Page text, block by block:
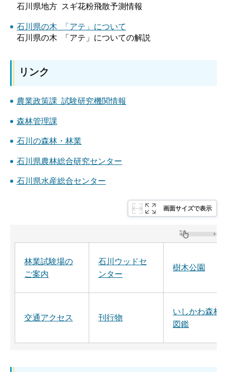
石川県地方 スギ花粉飛散予測情報
石川県の木 「アテ」について
石川県の木 「アテ」についての解説
リンク
農業政策課 試験研究機関情報
森林管理課
石川の森林・林業
石川県農林総合研究センター
石川県水産総合センター
画面サイズで表示
林業試験場の
ご案内
石川ウッドセ
ンター
樹木公園
交通アクセス 刊行物
いしかわ森林
図鑑